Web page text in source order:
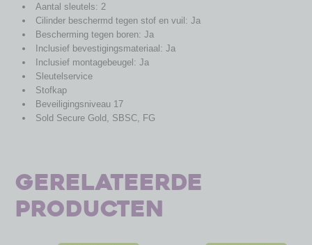
Aantal sleutels: 2
Cilinder beschermd tegen stof en vuil: Ja
Bescherming tegen boren: Ja
Inclusief bevestigingsmateriaal: Ja
Inclusief montagebeugel: Ja
Sleutelservice
Stofkap
Beveiligingsniveau 17
Sold Secure Gold, SBSC, FG
Gerelateerde
producten